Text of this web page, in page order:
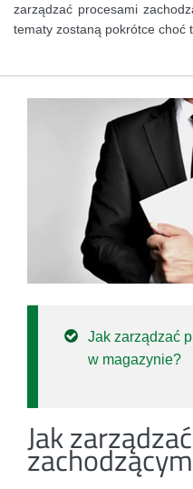
zarządzać procesami
tematy zostaną pokrótce choć
Jak zarządzać
w magazynie?
Jak